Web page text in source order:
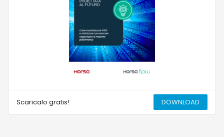
Scaricalo gratis! DOWNLOAD